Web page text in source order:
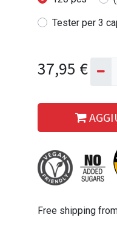
Tester per 3
37,95 €
Free shipping